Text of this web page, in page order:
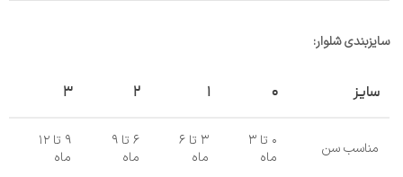
سایزبندی شلوار:
سایز ۰ ۱ ۲ ۳
مناسب سن
۰ تا ۳
ماه
۳ تا ۶
ماه
۶ تا ۹
ماه
۹ تا ۱۲
ماه